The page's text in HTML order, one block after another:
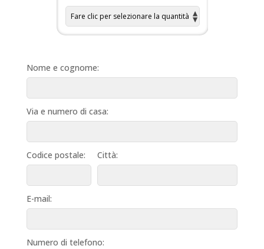
Nome e cognome:
Via e numero di casa:
Codice postale: Città:
E-mail:
Numero di telefono: